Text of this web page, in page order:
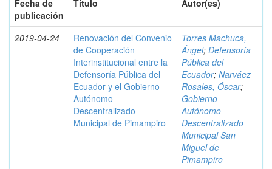
Fecha de
publicación
Título Autor(es)
2019-04-24
Renovación del Convenio
de Cooperación
Interinstitucional entre la
Defensoría Pública del
Ecuador y el Gobierno
Autónomo
Descentralizado
Municipal de Pimampiro
Torres Machuca,
Ángel; Defensoría
Pública del
Ecuador; Narváez
Rosales, Óscar;
Gobierno
Autónomo
Descentralizado
Municipal San
Miguel de
Pimampiro